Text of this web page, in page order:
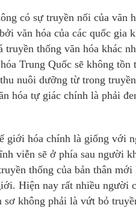
có sự truyền nối của văn
văn hóa của các quốc
truyền thống văn hóa khác
Trung Quốc sẽ không
nuôi dưỡng từ trong
hóa tự giác chính là phải
giới hóa chính là giống với
viễn sẽ ở phía sau người
thống của bản thân
Hiện nay rất nhiều người
sơ không phải là vứt bỏ